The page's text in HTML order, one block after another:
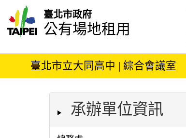
臺北市政府
公有場地租用
臺北市立大同高中 | 綜合會議室
承辦單位資訊